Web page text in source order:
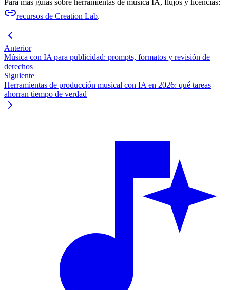
recursos de Creation Lab.
Anterior
Música con IA para publicidad: prompts, formatos y revisión de
derechos
Siguiente
Herramientas de producción musical con IA en 2026: qué tareas
ahorran tiempo de verdad